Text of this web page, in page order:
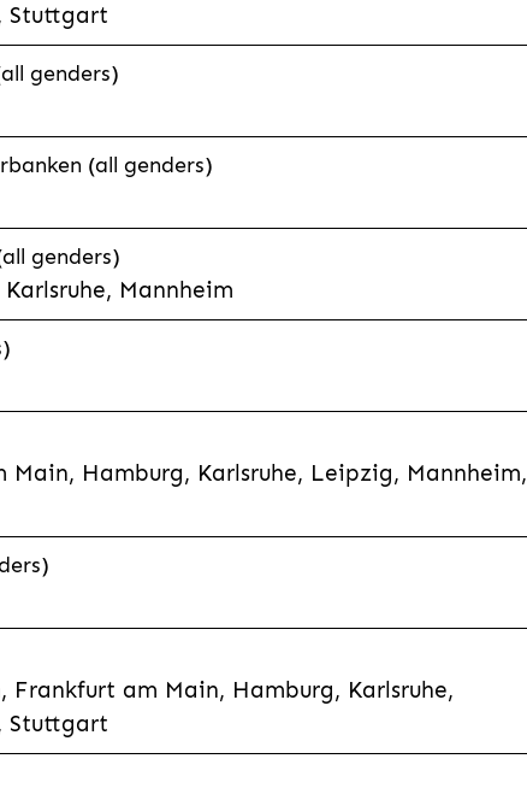
Stuttgart
genders)
(all genders)
genders)
Mannheim
Main, Hamburg, Karlsruhe, Leipzig, Mannheim,
Frankfurt am Main, Hamburg, Karlsruhe,
Stuttgart